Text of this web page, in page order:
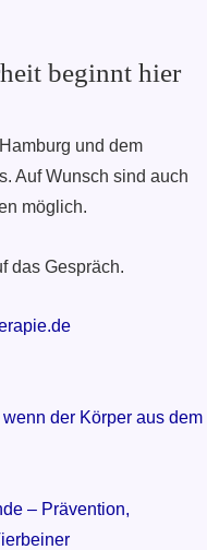
beginnt hier
und dem
Auf Wunsch sind auch
möglich.
das Gespräch.
der Körper aus dem
– Prävention,